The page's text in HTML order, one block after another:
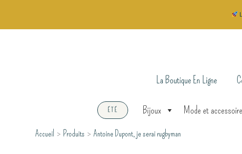
La Boutique En Ligne
ÉTÉ Bijoux Mode et
Accueil Produits Antoine Dupont, je serai rugbyman